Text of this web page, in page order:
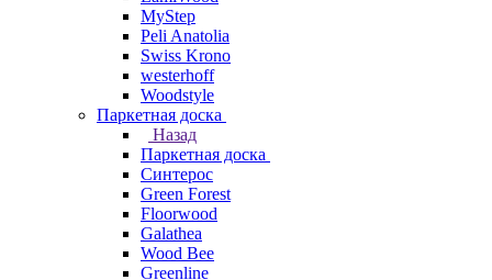
MyStep
Peli Anatolia
Swiss Krono
westerhoff
Woodstyle
Паркетная доска
Назад
Паркетная доска
Синтерос
Green Forest
Floorwood
Galathea
Wood Bee
Greenline